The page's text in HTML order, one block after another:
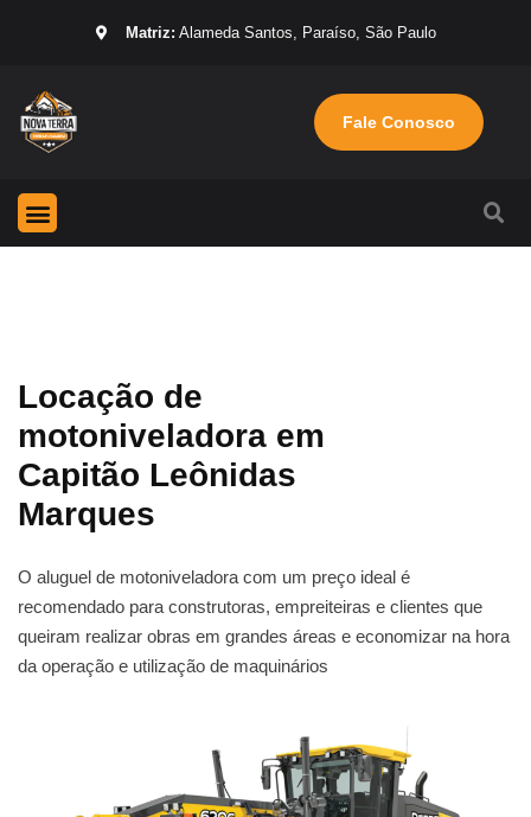
Matriz: Alameda Santos, Paraíso, São Paulo
Fale Conosco
Locação de
motoniveladora em
Capitão Leônidas
Marques
O aluguel de motoniveladora com um preço ideal é
recomendado para construtoras, empreiteiras e clientes que
queiram realizar obras em grandes áreas e economizar na hora
da operação e utilização de maquinários